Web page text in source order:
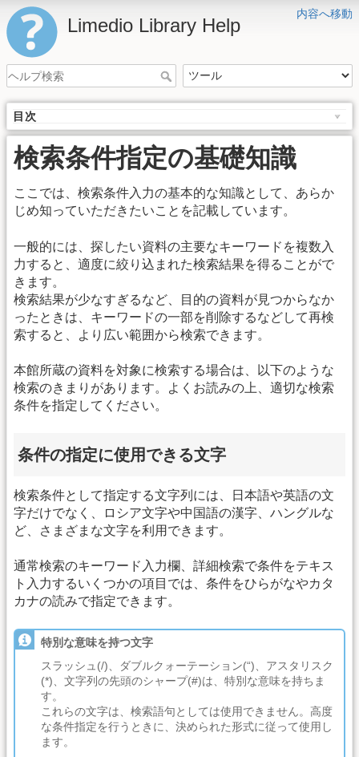
内容へ移動
Limedio Library Help
目次
検索条件指定の基礎知識
ここでは、検索条件入力の基本的な知識として、あらか
じめ知っていただきたいことを記載しています。
一般的には、探したい資料の主要なキーワードを複数入
力すると、適度に絞り込まれた検索結果を得ることがで
きます。
検索結果が少なすぎるなど、目的の資料が見つからなか
ったときは、キーワードの一部を削除するなどして再検
索すると、より広い範囲から検索できます。
本館所蔵の資料を対象に検索する場合は、以下のような
検索のきまりがあります。よくお読みの上、適切な検索
条件を指定してください。
条件の指定に使用できる文字
検索条件として指定する文字列には、日本語や英語の文
字だけでなく、ロシア文字や中国語の漢字、ハングルな
ど、さまざまな文字を利用できます。
通常検索のキーワード入力欄、詳細検索で条件をテキス
ト入力するいくつかの項目では、条件をひらがなやカタ
カナの読みで指定できます。
特別な意味を持つ文字
スラッシュ(/)、ダブルクォーテーション(“)、アスタリスク
(*)、文字列の先頭のシャープ(#)は、特別な意味を持ちま
す。
これらの文字は、検索語句としては使用できません。高度
な条件指定を行うときに、決められた形式に従って使用し
ます。